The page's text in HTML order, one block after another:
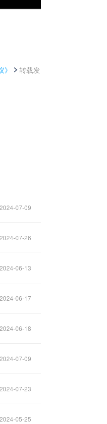
转载发
2024-07-09
2024-07-26
2024-06-13
2024-06-17
2024-06-18
2024-07-09
2024-07-23
2024-05-25